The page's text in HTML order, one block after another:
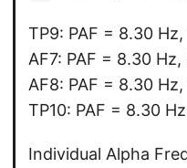
TP9: PAF = 8.30
AF7: PAF = 8.30
AF8: PAF = 8.30
TP10: PAF = 8.30
Individual Alpha